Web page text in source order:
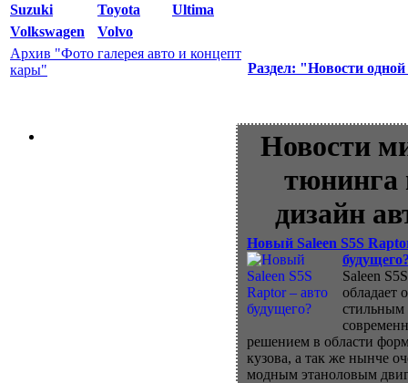
Suzuki
Toyota
Ultima
Volkswagen
Volvo
Архив "Фото галерея авто и концепт
кары"
Раздел: "Новости
Новости
тюнинга
дизайн
Новый Saleen S5S
Saleen
обладает
стильным
решением в области
кузова, а так же нынче
модным этаноловым